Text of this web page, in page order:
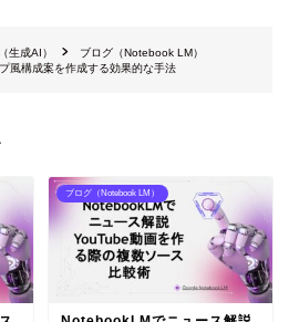
生成AI）
ブログ（Notebook LM）
風構成案を作成する効果的な手法
ブログ（Notebook LM）